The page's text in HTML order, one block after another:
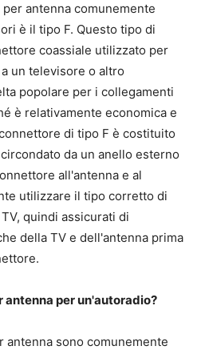
antenna comunemente
è il tipo F. Questo tipo di
coassiale utilizzato per
un televisore o altro
popolare per i collegamenti
è relativamente economica e
di tipo F è costituito
da un anello esterno
all'antenna e al
utilizzare il tipo corretto di
quindi assicurati di
della TV e dell'antenna prima
antenna per un'autoradio?
antenna sono comunemente